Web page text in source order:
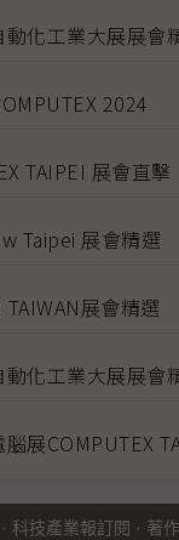
化工業大展展會
2024
TAIPEI 展會直擊
Taipei 展會精選
展會精選
化工業大展展會
展COMPUTEX
· 科技產業報訂閱 · 著